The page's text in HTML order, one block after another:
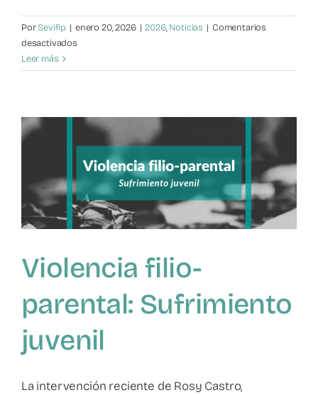
PorSevifip | enero 20, 2026 | 2026,Noticias | Comentarios
desactivadosen
filio-
jornada
«ADOLESCENCIA»
Leer más
Violencia filio-
parental: Sufrimiento
juvenil
La intervención reciente de Rosy Castro,